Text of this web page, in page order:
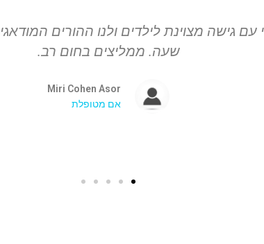
עם גישה מצוינת לילדים ולנו ההורים
שעה. ממליצים בחום רב.
Miri Cohen Asor
אם מטופלת